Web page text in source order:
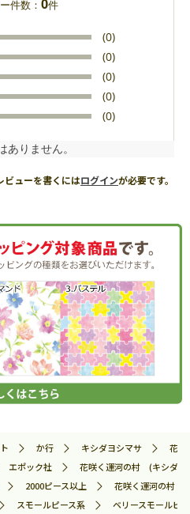
件数： 0件
(0)
(0)
(0)
(0)
(0)
ありません。
ューを書くにはログインが必要です。
か行 キシダヨシマサ
花
エポック社
花咲く運河の村 (キシダ
2000ピース以上
花咲く運河の村 (
スモールピース系 ベリースモールピ